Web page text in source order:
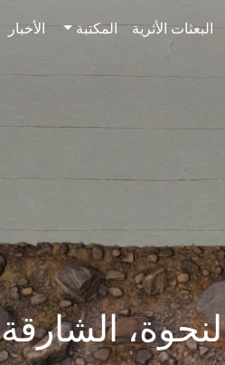
البعثات الأثرية المكتبة الأخبار
الشارقة